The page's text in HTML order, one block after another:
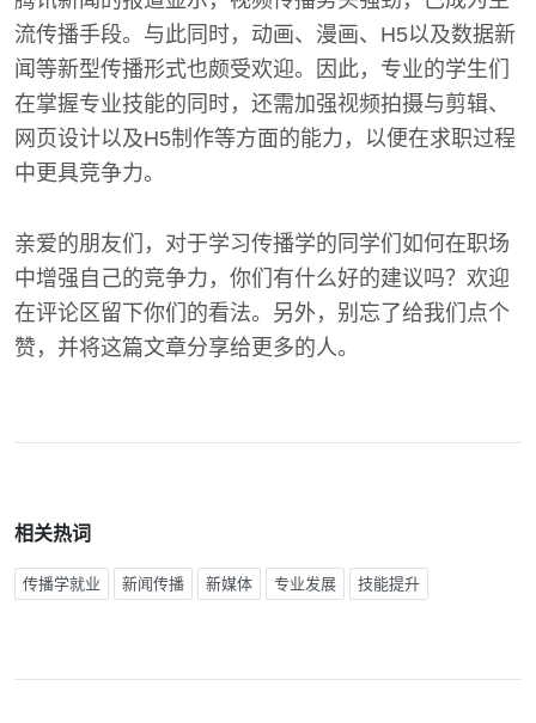
流传播手段。与此同时，动画、漫画、H5以及数据新
闻等新型传播形式也颇受欢迎。因此，专业的学生们
在掌握专业技能的同时，还需加强视频拍摄与剪辑、
网页设计以及H5制作等方面的能力，以便在求职过程
中更具竞争力。
亲爱的朋友们，对于学习传播学的同学们如何在职场
中增强自己的竞争力，你们有什么好的建议吗？欢迎
在评论区留下你们的看法。另外，别忘了给我们点个
赞，并将这篇文章分享给更多的人。
相关热词
传播学就业 新闻传播 新媒体 专业发展 技能提升